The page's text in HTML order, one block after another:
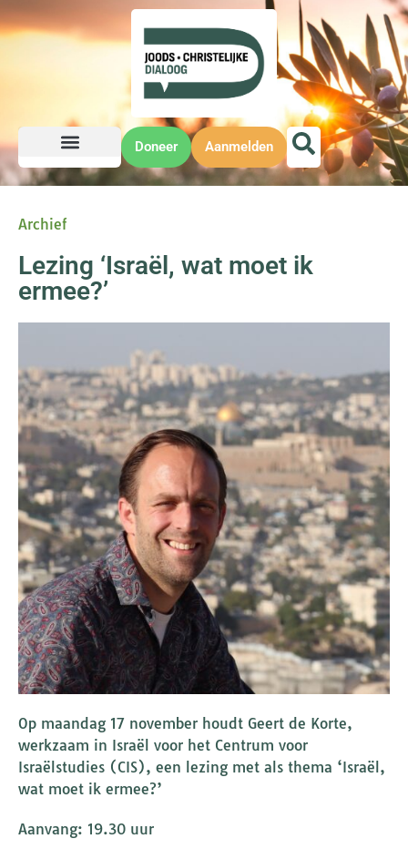
Doneer Aanmelden
Archief
Lezing ‘Israël, wat moet ik
ermee?’
Op maandag 17 november houdt Geert de Korte,
werkzaam in Israël voor het Centrum voor
Israëlstudies (CIS), een lezing met als thema ‘Israël,
wat moet ik ermee?’
Aanvang: 19.30 uur